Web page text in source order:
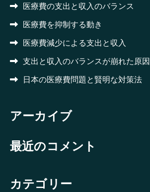
医療費の支出と収入のバランス
医療費を抑制する動き
医療費減少による支出と収入
支出と収入のバランスが崩れた原因
日本の医療費問題と賢明な対策法
アーカイブ
最近のコメント
カテゴリー